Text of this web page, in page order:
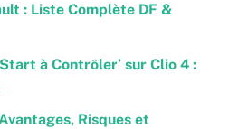
: Liste Complète DF &
à Contrôler’ sur Clio 4 :
Risques et